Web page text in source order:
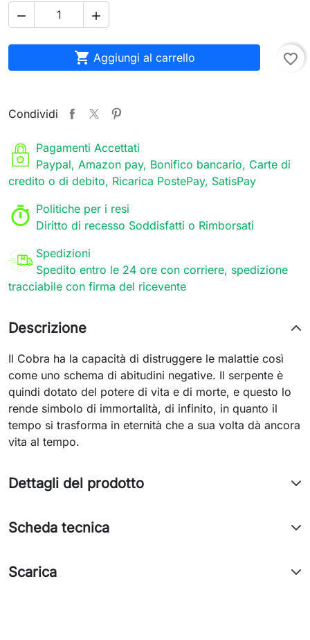
 
 Aggiungi al carrello favorite_border
Condividi
Pagamenti Accettati
Paypal, Amazon pay, Bonifico bancario, Carte di
credito o di debito, Ricarica PostePay, SatisPay
Politiche per i resi
Diritto di recesso Soddisfatti o Rimborsati
Spedizioni
Spedito entro le 24 ore con corriere, spedizione
tracciabile con firma del ricevente
Descrizione
Il Cobra ha la capacità di distruggere le malattie così
come uno schema di abitudini negative. Il serpente è
quindi dotato del potere di vita e di morte, e questo lo
rende simbolo di immortalità, di infinito, in quanto il
tempo si trasforma in eternità che a sua volta dà ancora
vita al tempo.
Dettagli del prodotto
Scheda tecnica
Scarica